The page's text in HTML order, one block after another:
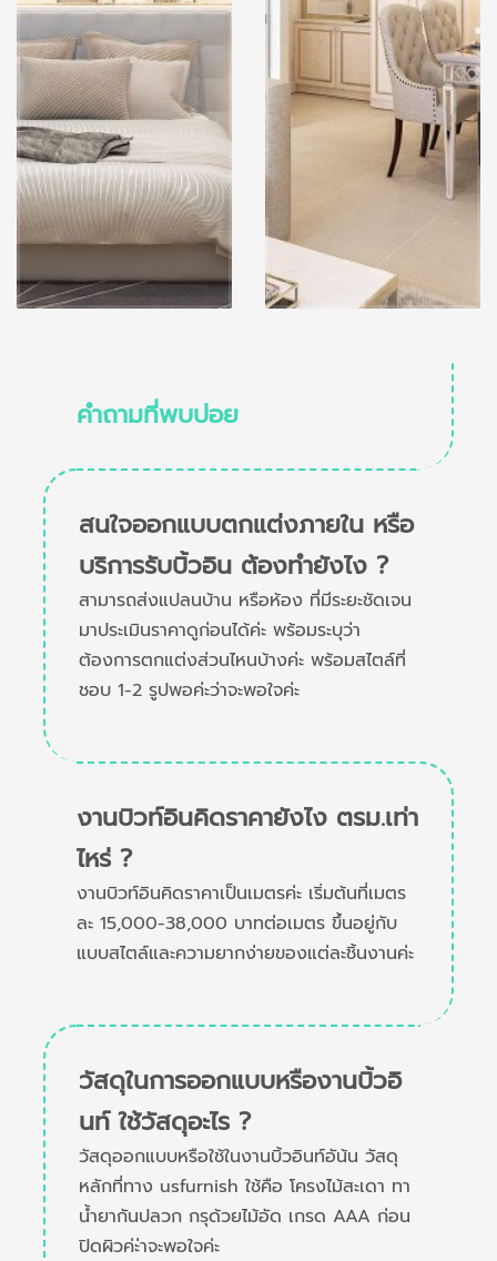
คำถามที่พบบ่อย
สนใจออกแบบตกแต่งภายใน หรือ
บริการรับบิ้วอิน ต้องทำยังไง ?
สามารถส่งแปลนบ้าน หรือห้อง ที่มีระยะชัดเจน
มาประเมินราคาดูก่อนได้ค่ะ พร้อมระบุว่า
ต้องการตกแต่งส่วนไหนบ้างค่ะ พร้อมสไตล์ที่
ชอบ 1-2 รูปพอค่ะว่าจะพอใจค่ะ
งานบิวท์อินคิดราคายังไง ตรม.เท่า
ไหร่ ?
งานบิวท์อินคิดราคาเป็นเมตรค่ะ เริ่มต้นที่เมตร
ละ 15,000-38,000 บาทต่อเมตร ขึ้นอยู่กับ
แบบสไตล์และความยากง่ายของแต่ละชิ้นงานค่ะ
วัสดุในการออกแบบหรืองานบิ้วอิ
นท์ ใช้วัสดุอะไร ?
วัสดุออกแบบหรือใช้ในงานบิ้วอินท์อัน้น วัสดุ
หลักที่ทาง usfurnish ใช้คือ โครงไม้สะเดา ทา
น้ำยากันปลวก กรุด้วยไม้อัด เกรด AAA ก่อน
ปิดผิวค่ะ่าจะพอใจค่ะ